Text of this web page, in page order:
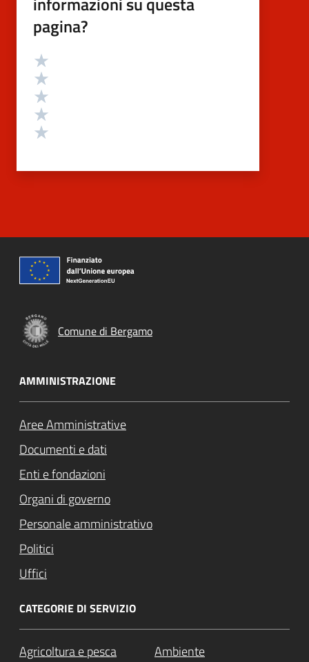
pagina?
Valutazione
Comune di Bergamo
AMMINISTRAZIONE
Aree Amministrative
Documenti e dati
Enti e fondazioni
Organi di governo
Personale amministrativo
Politici
Uffici
CATEGORIE DI SERVIZIO
Agricoltura e pesca Ambiente